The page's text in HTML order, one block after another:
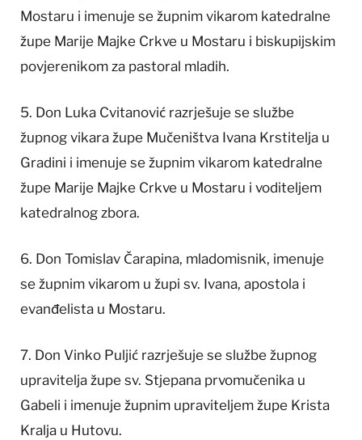
Mostaru i imenuje se župnim vikarom katedralne
župe Marije Majke Crkve u Mostaru i biskupijskim
povjerenikom za pastoral mladih.
5. Don Luka Cvitanović razrješuje se službe
župnog vikara župe Mučeništva Ivana Krstitelja u
Gradini i imenuje se župnim vikarom katedralne
župe Marije Majke Crkve u Mostaru i voditeljem
katedralnog zbora.
6. Don Tomislav Čarapina, mladomisnik, imenuje
se župnim vikarom u župi sv. Ivana, apostola i
evanđelista u Mostaru.
7. Don Vinko Puljić razrješuje se službe župnog
upravitelja župe sv. Stjepana prvomučenika u
Gabeli i imenuje župnim upraviteljem župe Krista
Kralja u Hutovu.